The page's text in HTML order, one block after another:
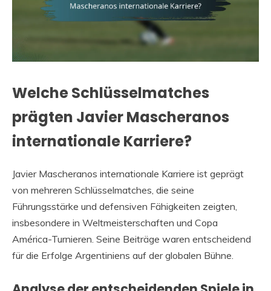
Welche Schlüsselmatches
prägten Javier Mascheranos
internationale Karriere?
Javier Mascheranos internationale Karriere ist geprägt
von mehreren Schlüsselmatches, die seine
Führungsstärke und defensiven Fähigkeiten zeigten,
insbesondere in Weltmeisterschaften und Copa
América-Turnieren. Seine Beiträge waren entscheidend
für die Erfolge Argentiniens auf der globalen Bühne.